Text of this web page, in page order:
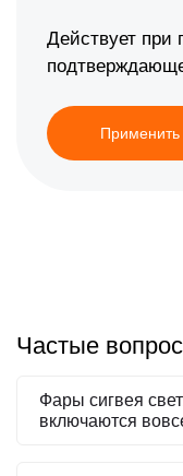
Действует при
Применить
Частые
Фары сигвея
включаются